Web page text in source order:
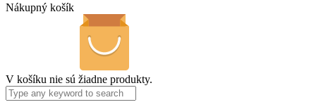
Nákupný košík
V košíku nie sú žiadne produkty.